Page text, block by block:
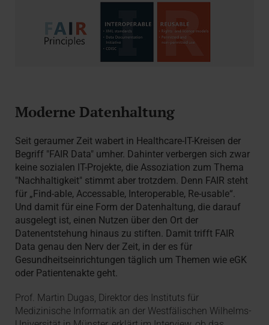
Moderne Datenhaltung
Seit geraumer Zeit wabert in Healthcare-IT-Kreisen der
Begriff "FAIR Data" umher. Dahinter verbergen sich zwar
keine sozialen IT-Projekte, die Assoziation zum Thema
"Nachhaltigkeit" stimmt aber trotzdem. Denn FAIR steht
für „Find-able, Accessable, Interoperable, Re-usable“.
Und damit für eine Form der Datenhaltung, die darauf
ausgelegt ist, einen Nutzen über den Ort der
Datenentstehung hinaus zu stiften. Damit trifft FAIR
Data genau den Nerv der Zeit, in der es für
Gesundheitseinrichtungen täglich um Themen wie eGK
oder Patientenakte geht.
Prof. Martin Dugas, Direktor des Instituts für
Medizinische Informatik an der Westfälischen Wilhelms-